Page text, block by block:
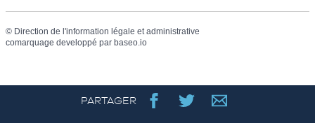
© Direction de l'information légale et administrative
comarquage developpé par baseo.io
PARTAGER